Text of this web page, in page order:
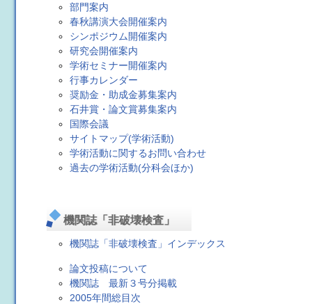
部門案内
春秋講演大会開催案内
シンポジウム開催案内
研究会開催案内
学術セミナー開催案内
行事カレンダー
奨励金・助成金募集案内
石井賞・論文賞募集案内
国際会議
サイトマップ(学術活動)
学術活動に関するお問い合わせ
過去の学術活動(分科会ほか)
機関誌「非破壊検査」
機関誌「非破壊検査」インデックス
論文投稿について
機関誌 最新３号分掲載
2005年間総目次